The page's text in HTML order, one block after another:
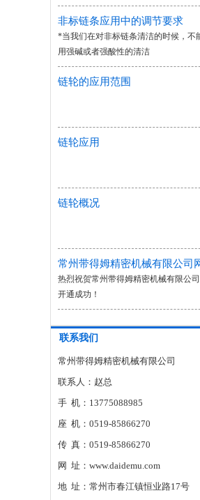
非标链条应用中的调节要求
*当我们在对非标链条清洁的时候，不
用强碱或者强酸性的清洁
链轮的应用范围
链轮应用
链轮概况
常州带得姆精密机械有限公司
开通成功！
热烈祝贺常州带得姆精密机械有限公
开通成功！
联系我们
常州带得姆精密机械有限公司
联系人：赵总
手 机：13775088985
座 机：0519-85866270
传 真：0519-85866270
网 址：www.daidemu.com
地 址：常州市春江镇恒业路17号